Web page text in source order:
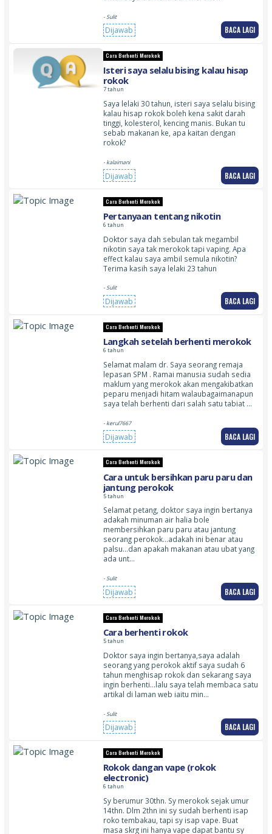
- Sulit
Dijawab BACA LAGI
Cara Berhenti Merokok
Isteri saya selalu bising kalau hisap
rokok
7 tahun
Saya lelaki 30 tahun, isteri saya selalu bising
kalau hisap rokok boleh kena sakit darah
tinggi, kolesterol, kencing manis. Bukan tu
sebab makanan ke, apa kaitan dengan
rokok?
- kalaimani
Dijawab BACA LAGI
Cara Berhenti Merokok
Pertanyaan tentang nikotin
6 tahun
Doktor saya dah sebulan tak megambil
nikotin saya tak merokok tapi vaping. Apa
effect kalau saya ambil semula nikotin?
Terima kasih saya lelaki 23 tahun
- Sulit
Dijawab BACA LAGI
Cara Berhenti Merokok
Langkah setelah berhenti merokok
6 tahun
Selamat malam dr. Saya seorang remaja
lepasan SPM . Ramai manusia sudah sedia
maklum yang merokok akan mengakibatkan
peparu menjadi hitam walaubagaimanapun
saya telah berhenti dari salah satu tabiat …
- kerul7667
Dijawab BACA LAGI
Cara Berhenti Merokok
Cara untuk bersihkan paru paru dan
jantung perokok
5 tahun
Selamat petang, doktor saya ingin bertanya
adakah minuman air halia bole
membersihkan paru paru atau jantung
seorang perokok…adakah ini benar atau
palsu…dan apakah makanan atau ubat yang
ada unt…
- Sulit
Dijawab BACA LAGI
Cara Berhenti Merokok
Cara berhenti rokok
5 tahun
Doktor saya ingin bertanya,saya adalah
seorang yang perokok aktif saya sudah 6
tahun menghisap rokok dan sekarang saya
ingin berhenti…lalu saya telah membaca satu
artikal di laman web iaitu min…
- Sulit
Dijawab BACA LAGI
Cara Berhenti Merokok
Rokok dangan vape (rokok
electronic)
6 tahun
Sy berumur 30thn. Sy merokok sejak umur
14thn. Dlm 2thn ini sy sudah berhenti isap
roko tembakau, tapi sy isap vape. Buat
masa skrg ini hanya vape dapat bantu sy